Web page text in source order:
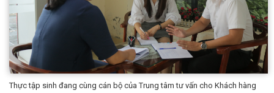
Thực tập sinh đang cùng cán bộ của Trung tâm tư vấn cho Khách hàng